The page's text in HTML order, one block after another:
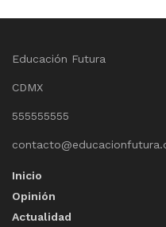
Educación Futura
CDMX
555555555
Inicio
Opinión
Actualidad